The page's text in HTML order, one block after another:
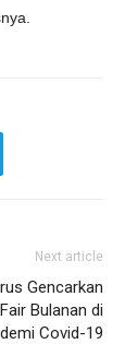
Next article
Gencarkan
Bulanan di
Covid-19